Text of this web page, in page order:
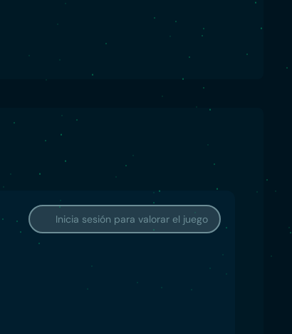
Inicia sesión para valorar el juego